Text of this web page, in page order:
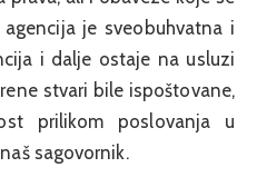
je sveobuhvatna i
i dalje ostaje na usluzi
stvari bile ispoštovane,
prilikom poslovanja u
sagovornik.